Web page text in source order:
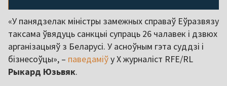
«У панядзелак міністры замежных справаў Еўразвязу
таксама ўвядуць санкцыі супраць 26 чалавек і дзвюх
арганізацыяў з Беларусі. У асноўным гэта суддзі і
бізнесоўцы», – паведаміўу X журналіст RFE/RL
Рыкард Юзьвяк.